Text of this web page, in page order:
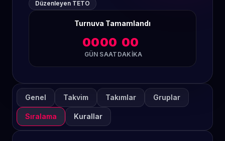
Düzenleyen TETO
Turnuva Tamamlandı
00
GÜN
00
SAAT
00
DAKIKA
Genel Takvim Takımlar Gruplar
Sıralama Kurallar